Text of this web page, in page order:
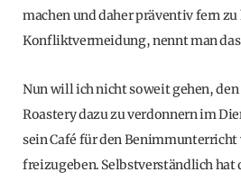
machen und daher präventiv fern
Konfliktvermeidung, nennt man das
Nun will ich nicht soweit gehen,
Roastery dazu zu verdonnern im
sein Café für den Benimmunterricht
freizugeben. Selbstverständlich hat